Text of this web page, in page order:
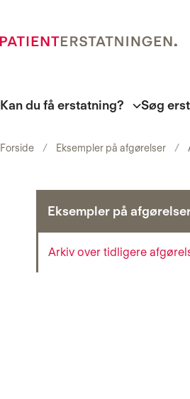
Kan du få erstatning? Søg
Forside Eksempler på afgørelser
Eksempler på
Arkiv over tidligere